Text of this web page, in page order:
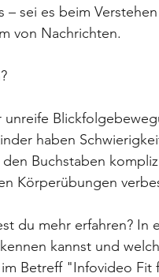
sei es beim
von Nachrichten.
haben
Buchstaben
Körperübungen
du mehr erfahren? In
kannst und
Betreff "Infovideo Fit